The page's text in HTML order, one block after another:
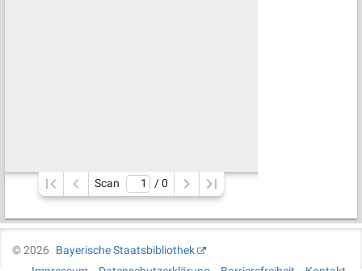
Scan / 0
©2026
Bayerische Staatsbibliothek